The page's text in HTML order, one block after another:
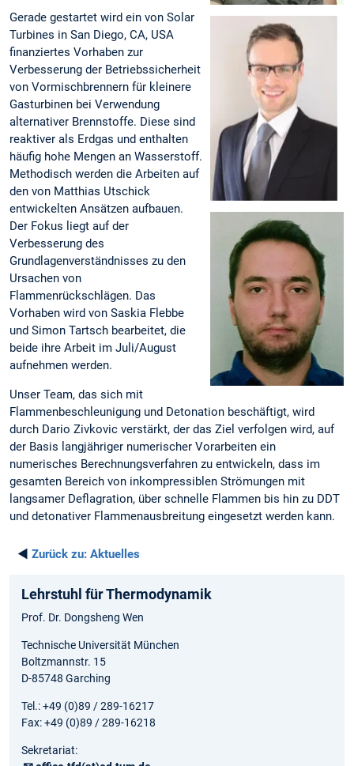
Gerade gestartet wird ein von Solar
Turbines in San Diego, CA, USA
finanziertes Vorhaben zur
Verbesserung der Betriebssicherheit
von Vormischbrennern für kleinere
Gasturbinen bei Verwendung
alternativer Brennstoffe. Diese sind
reaktiver als Erdgas und enthalten
häufig hohe Mengen an Wasserstoff.
Methodisch werden die Arbeiten auf
den von Matthias Utschick
entwickelten Ansätzen aufbauen.
Der Fokus liegt auf der
Verbesserung des
Grundlagenverständnisses zu den
Ursachen von
Flammenrückschlägen. Das
Vorhaben wird von Saskia Flebbe
und Simon Tartsch bearbeitet, die
beide ihre Arbeit im Juli/August
aufnehmen werden.
Unser Team, das sich mit
Flammenbeschleunigung und Detonation beschäftigt, wird
durch Dario Zivkovic verstärkt, der das Ziel verfolgen wird, auf
der Basis langjähriger numerischer Vorarbeiten ein
numerisches Berechnungsverfahren zu entwickeln, dass im
gesamten Bereich von inkompressiblen Strömungen mit
langsamer Deflagration, über schnelle Flammen bis hin zu DDT
und detonativer Flammenausbreitung eingesetzt werden kann.
◄ Zurück zu: Aktuelles
Lehrstuhl für Thermodynamik
Prof. Dr. Dongsheng Wen
Technische Universität München
Boltzmannstr. 15
D-85748 Garching
Tel.: +49 (0)89 / 289-16217
Fax: +49 (0)89 / 289-16218
Sekretariat: